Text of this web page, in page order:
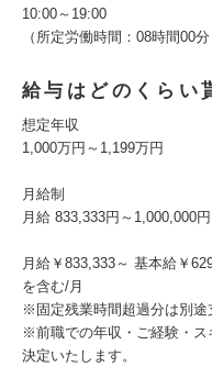
10:00～19:00
（所定労働時間：08時間00分
給与はどのくらい
想定年収
1,000万円～1,199万円
月給制
月給 833,333円～1,000,000円
月給￥833,333～ 基本給￥
を含む/月
※固定残業時間超過分は別途
※前職での年収・ご経験・ス
決定いたします。